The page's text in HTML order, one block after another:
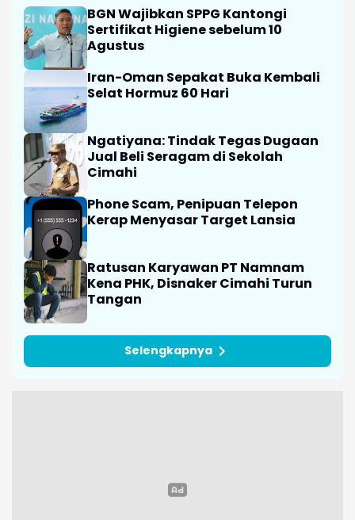
Phone Scam, Penipuan Telepon
Kerap Menyasar Target Lansia
Ratusan Karyawan PT Namnam
Kena PHK, Disnaker Cimahi Turun
Selengkapnya